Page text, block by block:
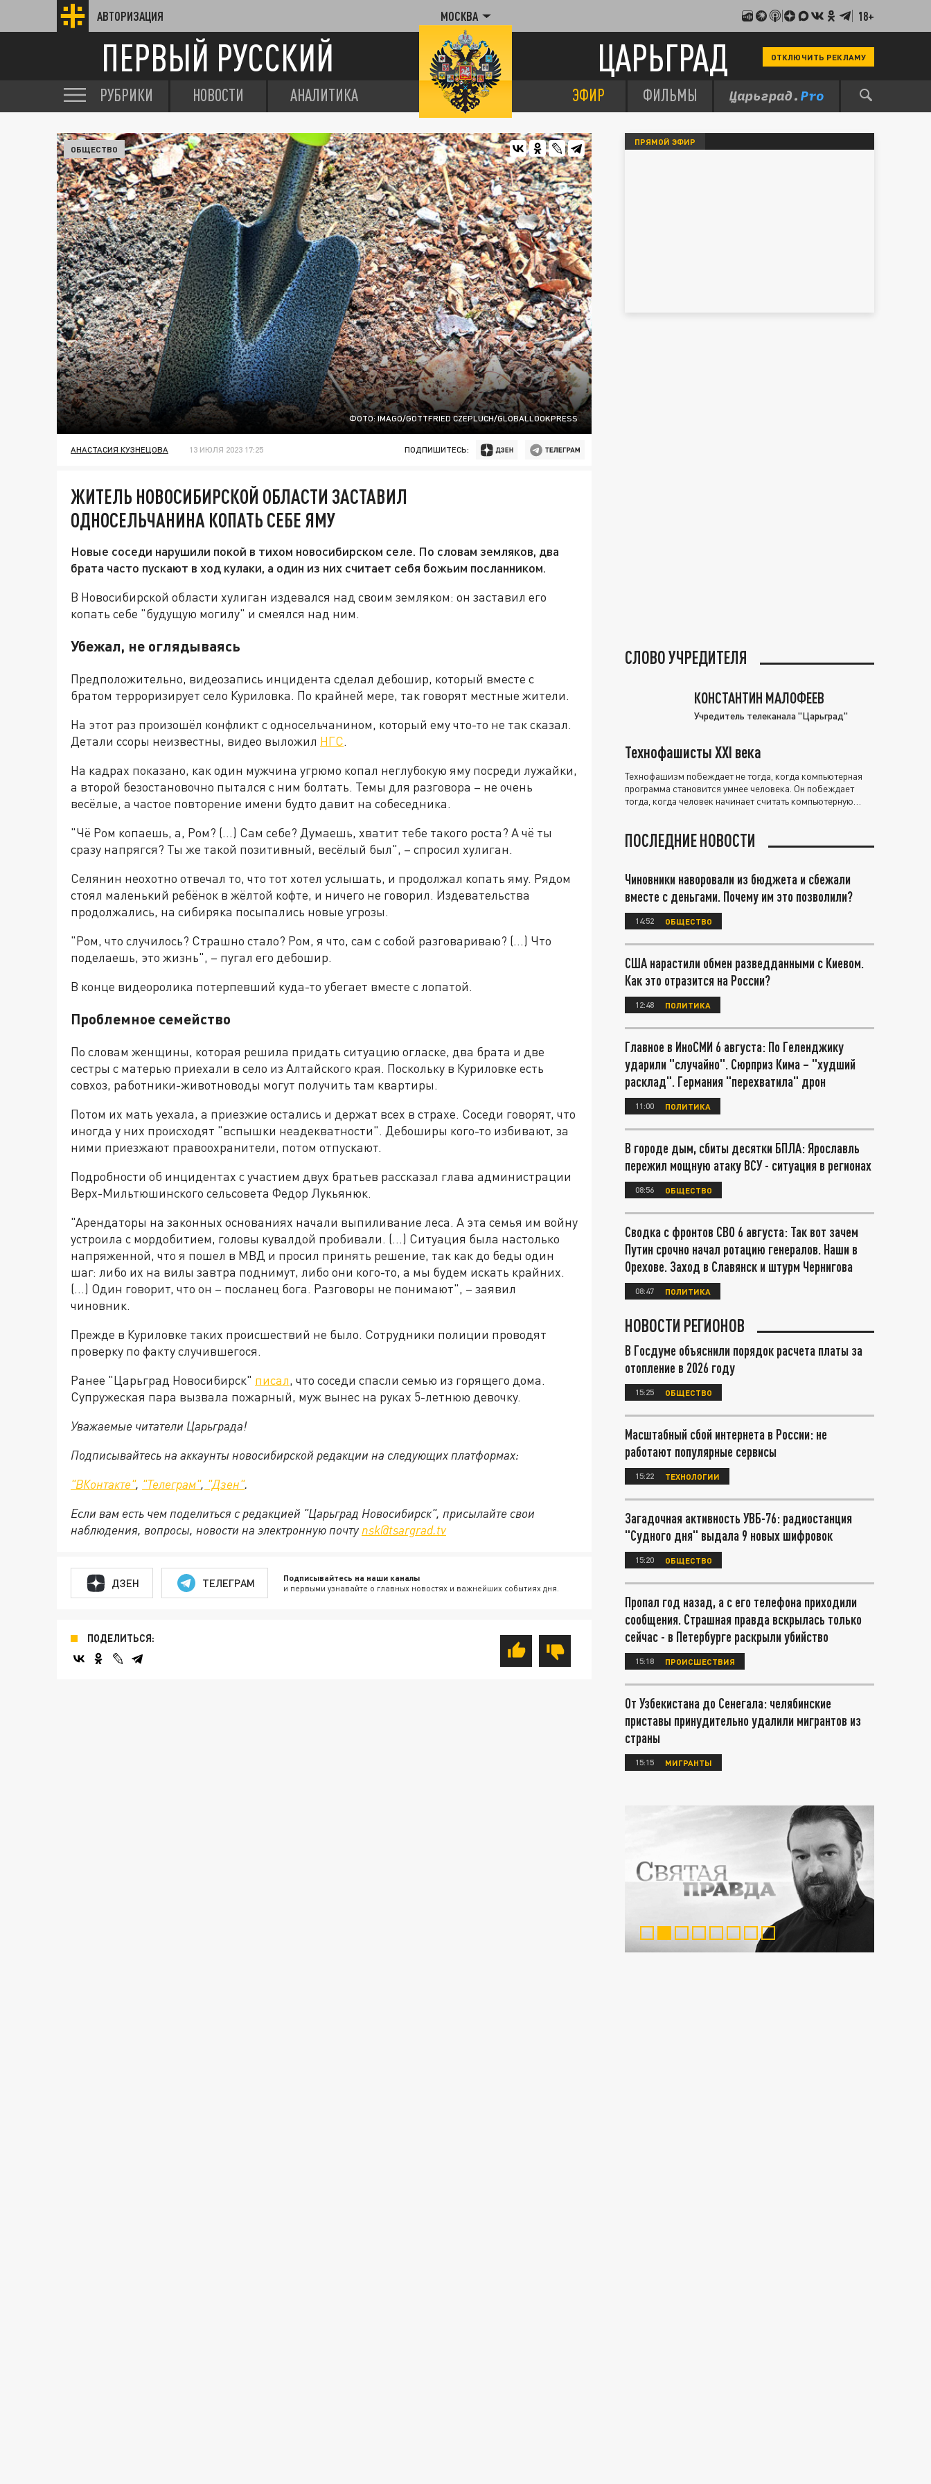
АВТОРИЗАЦИЯ МОСКВА 18+
ПЕРВЫЙ РУССКИЙ ЦАРЬГРАД ОТКЛЮЧИТЬ РЕКЛАМУ
РУБРИКИ НОВОСТИ АНАЛИТИКА ЭФИР ФИЛЬМЫ
ФОТО: IMAGO/GOTTFRIED CZEPLUCH/GLOBALLOOKPRESS
ОБЩЕСТВО
АНАСТАСИЯ КУЗНЕЦОВА 13 ИЮЛЯ 2023 17:25 ПОДПИШИТЕСЬ:
ЖИТЕЛЬ НОВОСИБИРСКОЙ ОБЛАСТИ ЗАСТАВИЛ
ОДНОСЕЛЬЧАНИНА КОПАТЬ СЕБЕ ЯМУ
Новые соседи нарушили покой в тихом новосибирском селе. По словам земляков, два
брата часто пускают в ход кулаки, а один из них считает себя божьим посланником.
В Новосибирской области хулиган издевался над своим земляком: он заставил его
копать себе "будущую могилу" и смеялся над ним.
Убежал, не оглядываясь
Предположительно, видеозапись инцидента сделал дебошир, который вместе с
братом терроризирует село Куриловка. По крайней мере, так говорят местные жители.
На этот раз произошёл конфликт с односельчанином, который ему что-то не так сказал.
Детали ссоры неизвестны, видео выложил НГС.
На кадрах показано, как один мужчина угрюмо копал неглубокую яму посреди лужайки,
а второй безостановочно пытался с ним болтать. Темы для разговора – не очень
весёлые, а частое повторение имени будто давит на собеседника.
"Чё Ром копаешь, а, Ром? (…) Сам себе? Думаешь, хватит тебе такого роста? А чё ты
сразу напрягся? Ты же такой позитивный, весёлый был", – спросил хулиган.
Селянин неохотно отвечал то, что тот хотел услышать, и продолжал копать яму. Рядом
стоял маленький ребёнок в жёлтой кофте, и ничего не говорил. Издевательства
продолжались, на сибиряка посыпались новые угрозы.
"Ром, что случилось? Страшно стало? Ром, я что, сам с собой разговариваю? (…) Что
поделаешь, это жизнь", – пугал его дебошир.
В конце видеоролика потерпевший куда-то убегает вместе с лопатой.
Проблемное семейство
По словам женщины, которая решила придать ситуацию огласке, два брата и две
сестры с матерью приехали в село из Алтайского края. Поскольку в Куриловке есть
совхоз, работники-животноводы могут получить там квартиры.
Потом их мать уехала, а приезжие остались и держат всех в страхе. Соседи говорят, что
иногда у них происходят "вспышки неадекватности". Дебоширы кого-то избивают, за
ними приезжают правоохранители, потом отпускают.
Подробности об инцидентах с участием двух братьев рассказал глава администрации
Верх-Мильтюшинского сельсовета Федор Лукьянюк.
"Арендаторы на законных основаниях начали выпиливание леса. А эта семья им войну
устроила с мордобитием, головы кувалдой пробивали. (...) Ситуация была настолько
напряженной, что я пошел в МВД и просил принять решение, так как до беды один
шаг: либо их на вилы завтра поднимут, либо они кого-то, а мы будем искать крайних.
(...) Один говорит, что он – посланец бога. Разговоры не понимают", – заявил
чиновник.
Прежде в Куриловке таких происшествий не было. Сотрудники полиции проводят
проверку по факту случившегося.
Ранее "Царьград Новосибирск" писал, что соседи спасли семью из горящего дома.
Супружеская пара вызвала пожарный, муж вынес на руках 5-летнюю девочку.
Уважаемые читатели Царьграда!
Подписывайтесь на аккаунты новосибирской редакции на следующих платформах:
"ВКонтакте", "Телеграм", "Дзен".
Если вам есть чем поделиться с редакцией "Царьград Новосибирск", присылайте свои
наблюдения, вопросы, новости на электронную почтуnsk@tsargrad.tv
ДЗЕН ТЕЛЕГРАМ Подписывайтесь на наши каналы
и первыми узнавайте о главных новостях и важнейших событиях дня.
ПОДЕЛИТЬСЯ:
ПРЯМОЙ ЭФИР
СЛОВО УЧРЕДИТЕЛЯ
КОНСТАНТИН МАЛОФЕЕВ
Учредитель телеканала "Царьград"
Технофашисты XXI века
Технофашизм побеждает не тогда, когда компьютерная
программа становится умнее человека. Он побеждает
тогда, когда человек начинает считать компьютерную
ПОСЛЕДНИЕ НОВОСТИ
Чиновники наворовали из бюджета и сбежали
вместе с деньгами. Почему им это позволили?
14:52 ОБЩЕСТВО
США нарастили обмен разведданными с Киевом.
Как это отразится на России?
12:48 ПОЛИТИКА
Главное в ИноСМИ 6 августа: По Геленджику
ударили "случайно". Сюрприз Кима – "худший
расклад". Германия "перехватила" дрон
11:00 ПОЛИТИКА
В городе дым, сбиты десятки БПЛА: Ярославль
пережил мощную атаку ВСУ - ситуация в регионах
08:56 ОБЩЕСТВО
Сводка с фронтов СВО 6 августа: Так вот зачем
Путин срочно начал ротацию генералов. Наши в
Орехове. Заход в Славянск и штурм Чернигова
08:47 ПОЛИТИКА
НОВОСТИ РЕГИОНОВ
В Госдуме объяснили порядок расчета платы за
отопление в 2026 году
15:25 ОБЩЕСТВО
Масштабный сбой интернета в России: не
работают популярные сервисы
15:22 ТЕХНОЛОГИИ
Загадочная активность УВБ-76: радиостанция
"Судного дня" выдала 9 новых шифровок
15:20 ОБЩЕСТВО
Пропал год назад, а с его телефона приходили
сообщения. Страшная правда вскрылась только
сейчас - в Петербурге раскрыли убийство
15:18 ПРОИСШЕСТВИЯ
От Узбекистана до Сенегала: челябинские
приставы принудительно удалили мигрантов из
страны
15:15 МИГРАНТЫ